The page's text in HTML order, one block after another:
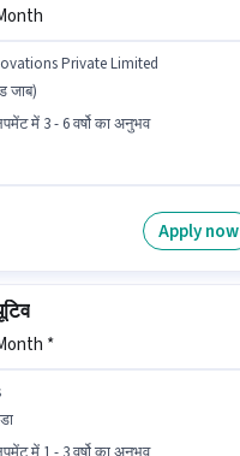
Private Limited
जाब)
में 3 - 6 वर्षो का अनुभव
Apply now
*